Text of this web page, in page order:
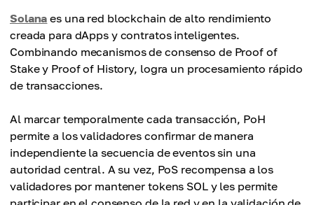
Solana es una red blockchain de alto rendimiento
creada para dApps y contratos inteligentes.
Combinando mecanismos de consenso de Proof of
Stake y Proof of History, logra un procesamiento rápido
de transacciones.
Al marcar temporalmente cada transacción, PoH
permite a los validadores confirmar de manera
independiente la secuencia de eventos sin una
autoridad central. A su vez, PoS recompensa a los
validadores por mantener tokens SOL y les permite